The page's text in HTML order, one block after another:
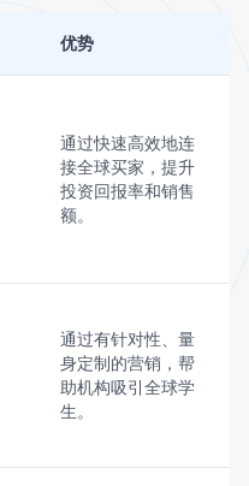
优势
通过快速高效地连
接全球买家，提升
投资回报率和销售
额。
通过有针对性、量
身定制的营销，帮
助机构吸引全球学
生。